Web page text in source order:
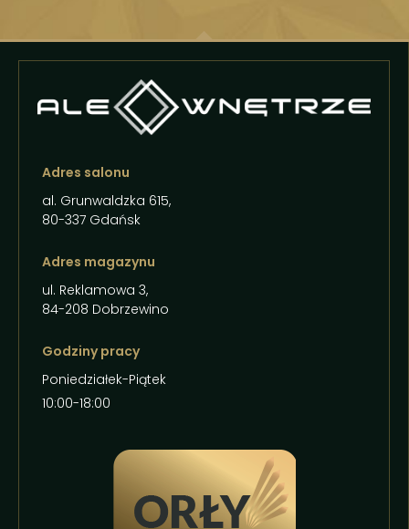
Adres salonu
al. Grunwaldzka 615,
80-337 Gdańsk
Adres magazynu
ul. Reklamowa 3,
84-208 Dobrzewino
Godziny pracy
Poniedziałek-Piątek
10:00-18:00